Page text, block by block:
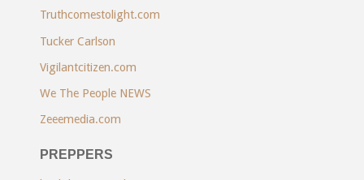
Truthcomestolight.com
Tucker Carlson
Vigilantcitizen.com
We The People NEWS
Zeeemedia.com
PREPPERS